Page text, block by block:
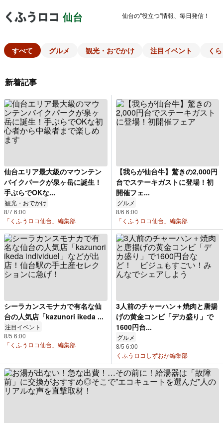
仙台 仙台の"役立つ"情報、毎日発信！
すべて グルメ 観光・おでかけ 注目イベント く
新着記事
仙台エリア最大級のマウンテン
バイクパークが泉ヶ岳に誕生！
手ぶらでOKな...
観光・おでかけ
8/7 6:00
「くふうロコ仙台」編集部
【我らが仙台牛】驚きの2,000円
台でステーキガストに登場！初
開催フェ...
グルメ
8/6 6:00
「くふうロコ仙台」編集部
シーラカンスモナカで有名な仙
台の人気店「kazunori ikeda ...
注目イベント
8/5 6:00
「くふうロコ仙台」編集部
3人前のチャーハン＋焼肉と唐揚
げの黄金コンビ「デカ盛り」で
1600円台...
グルメ
8/5 6:00
くふうロコしずおか編集部